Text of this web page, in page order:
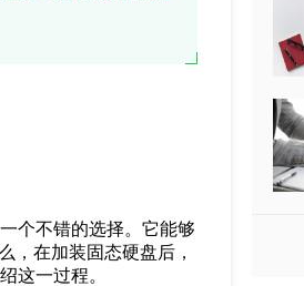
个不错的选择。它能够
，在加装固态硬盘后，
这一过程。